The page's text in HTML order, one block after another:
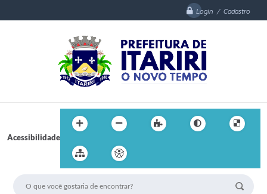
Login / Cadastro
Acessibilidade